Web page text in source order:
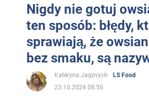
Nigdy nie gotuj
ten sposób: błędy,
sprawiają, że
bez smaku, są
Kateryna Jagovych
LS Food
23.10.2024 08:50